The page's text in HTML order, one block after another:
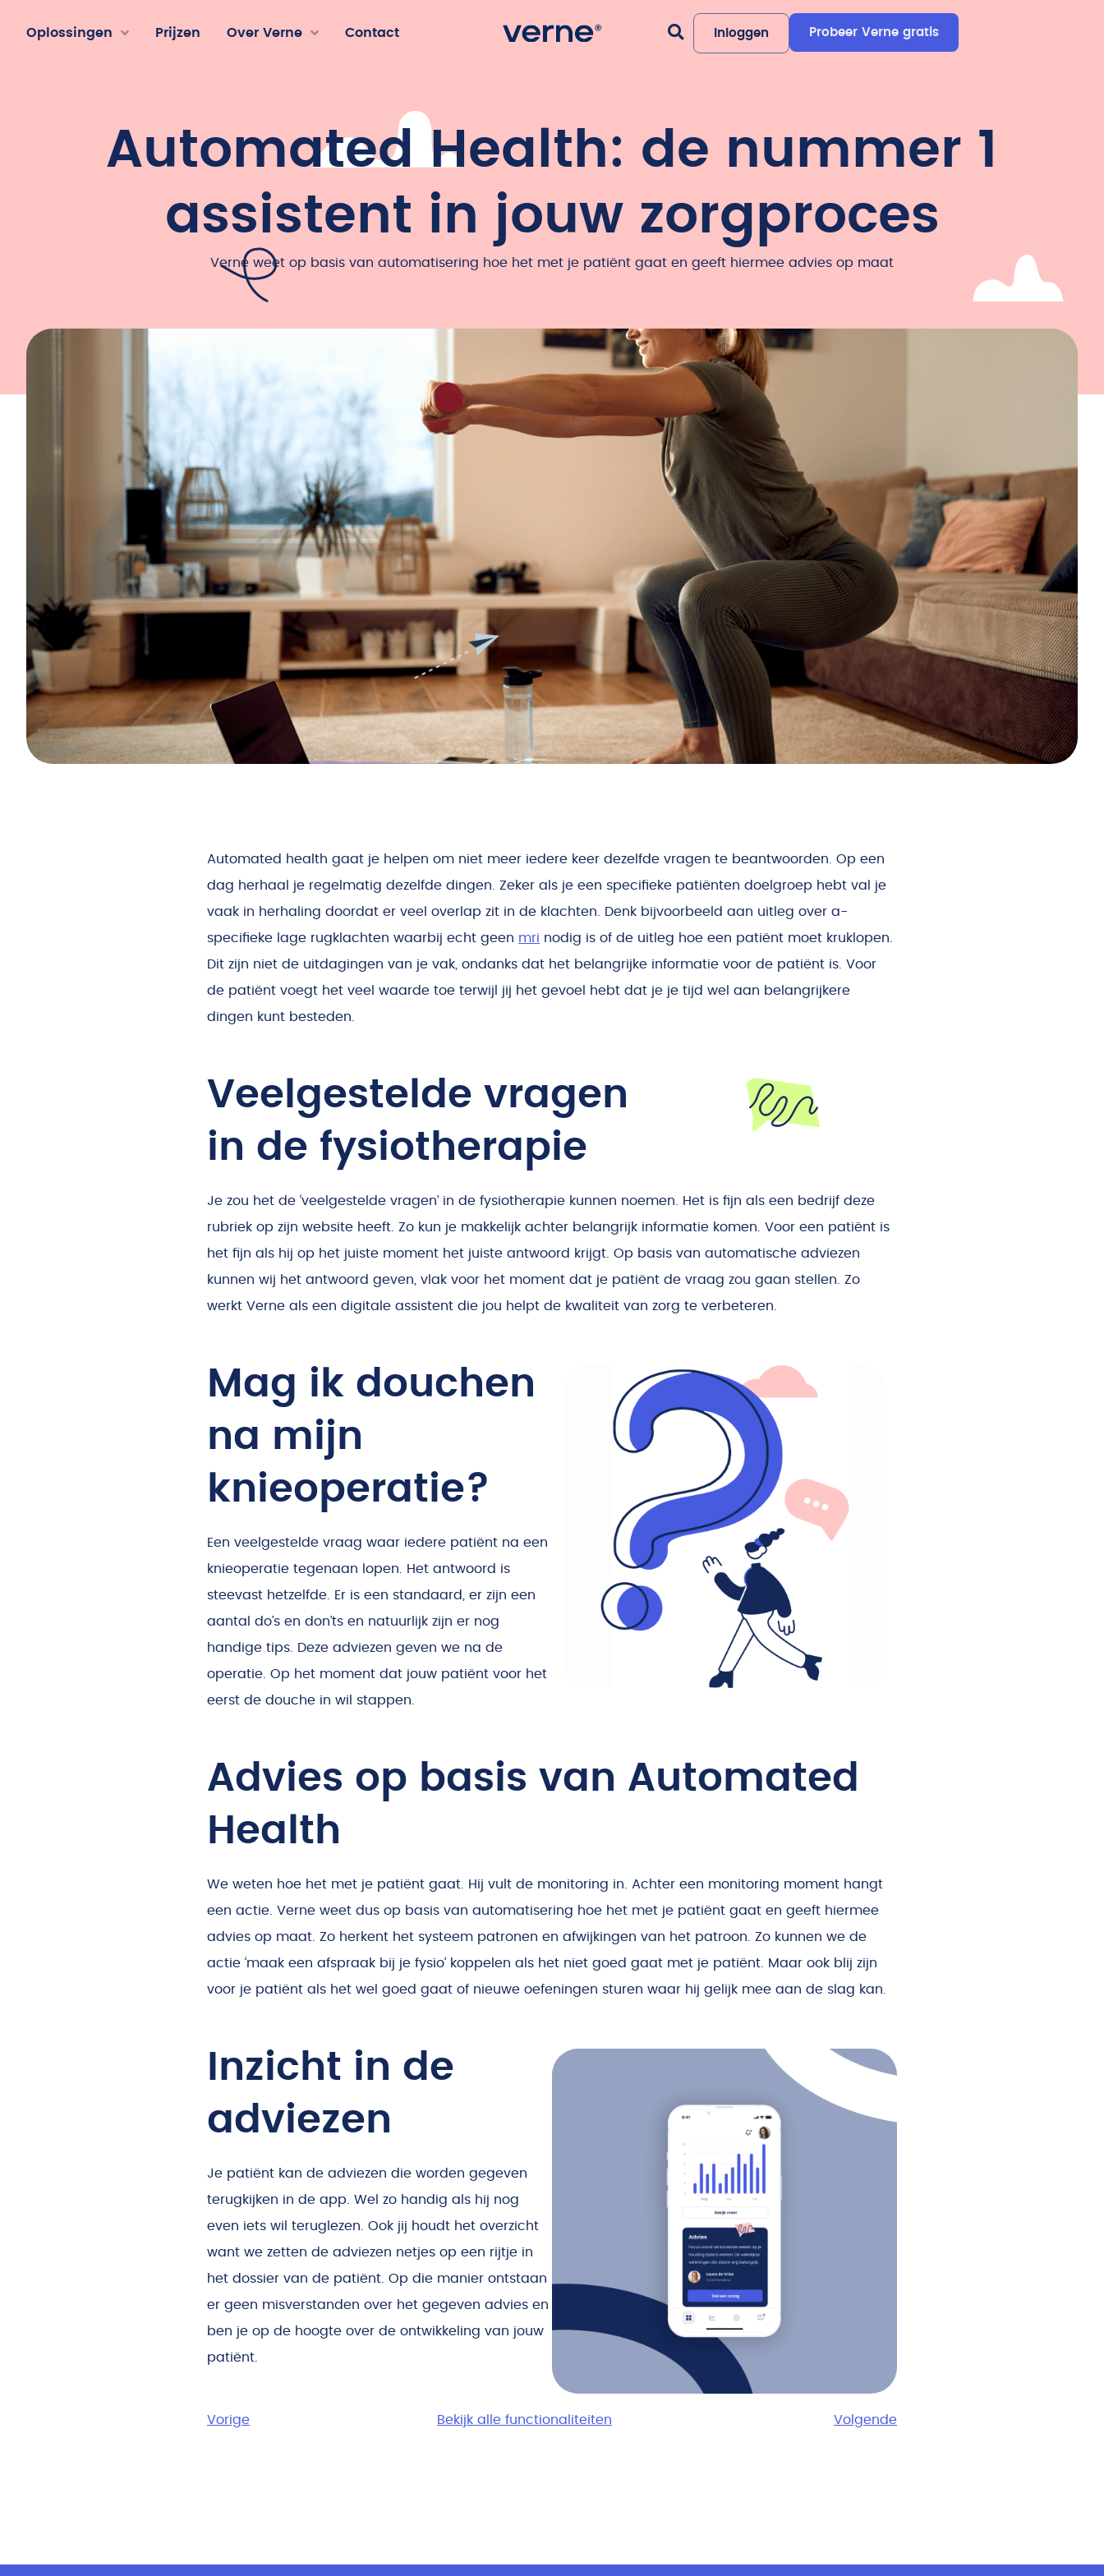
Oplossingen Prijzen Over Verne Contact Inloggen Probeer Verne gratis
Automated Health: de nummer 1
assistent in jouw zorgproces
Verne weet op basis van automatisering hoe het met je patiënt gaat en geeft hiermee advies op maat
Automated health gaat je helpen om niet meer iedere keer dezelfde vragen te beantwoorden. Op een
dag herhaal je regelmatig dezelfde dingen. Zeker als je een specifieke patiënten doelgroep hebt val je
vaak in herhaling doordat er veel overlap zit in de klachten. Denk bijvoorbeeld aan uitleg over a-
specifieke lage rugklachten waarbij echt geen mri nodig is of de uitleg hoe een patiënt moet kruklopen.
Dit zijn niet de uitdagingen van je vak, ondanks dat het belangrijke informatie voor de patiënt is. Voor
de patiënt voegt het veel waarde toe terwijl jij het gevoel hebt dat je je tijd wel aan belangrijkere
dingen kunt besteden.
Veelgestelde vragen
in de fysiotherapie
Je zou het de ‘veelgestelde vragen’ in de fysiotherapie kunnen noemen. Het is fijn als een bedrijf deze
rubriek op zijn website heeft. Zo kun je makkelijk achter belangrijk informatie komen. Voor een patiënt is
het fijn als hij op het juiste moment het juiste antwoord krijgt. Op basis van automatische adviezen
kunnen wij het antwoord geven, vlak voor het moment dat je patiënt de vraag zou gaan stellen. Zo
werkt Verne als een digitale assistent die jou helpt de kwaliteit van zorg te verbeteren.
Mag ik douchen
na mijn
knieoperatie?
Een veelgestelde vraag waar iedere patiënt na een
knieoperatie tegenaan lopen. Het antwoord is
steevast hetzelfde. Er is een standaard, er zijn een
aantal do’s en don’ts en natuurlijk zijn er nog
handige tips. Deze adviezen geven we na de
operatie. Op het moment dat jouw patiënt voor het
eerst de douche in wil stappen.
Advies op basis van Automated
Health
We weten hoe het met je patiënt gaat. Hij vult de monitoring in. Achter een monitoring moment hangt
een actie. Verne weet dus op basis van automatisering hoe het met je patiënt gaat en geeft hiermee
advies op maat. Zo herkent het systeem patronen en afwijkingen van het patroon. Zo kunnen we de
actie ‘maak een afspraak bij je fysio’ koppelen als het niet goed gaat met je patiënt. Maar ook blij zijn
voor je patiënt als het wel goed gaat of nieuwe oefeningen sturen waar hij gelijk mee aan de slag kan.
Inzicht in de
adviezen
Je patiënt kan de adviezen die worden gegeven
terugkijken in de app. Wel zo handig als hij nog
even iets wil teruglezen. Ook jij houdt het overzicht
want we zetten de adviezen netjes op een rijtje in
het dossier van de patiënt. Op die manier ontstaan
er geen misverstanden over het gegeven advies en
ben je op de hoogte over de ontwikkeling van jouw
patiënt.
Vorige Bekijk alle functionaliteiten Volgende